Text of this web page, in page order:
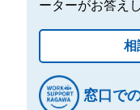
ーターがお答え
相
窓口で